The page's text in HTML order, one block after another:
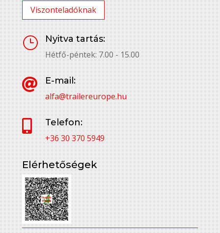
Viszonteladóknak
}
Nyitva tartás:
Hétfő-péntek: 7.00 - 15.00

E-mail:
alfa@trailereurope.hu

Telefon:
+36 30 370 5949
Elérhetőségek